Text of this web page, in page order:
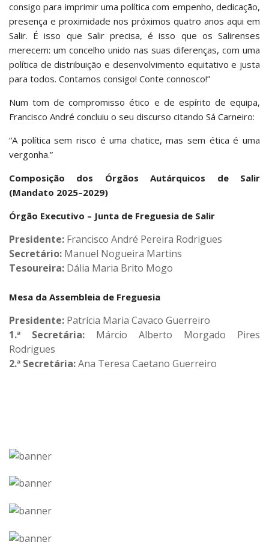
consigo para imprimir uma política com empenho, dedicação,
presença e proximidade nos próximos quatro anos aqui em
Salir. É isso que Salir precisa, é isso que os Salirenses
merecem: um concelho unido nas suas diferenças, com uma
política de distribuição e desenvolvimento equitativo e justa
para todos. Contamos consigo! Conte connosco!”
Num tom de compromisso ético e de espírito de equipa,
Francisco André concluiu o seu discurso citando Sá Carneiro:
“A política sem risco é uma chatice, mas sem ética é uma
vergonha.”
Composição dos Órgãos Autárquicos de Salir
(Mandato 2025–2029)
Órgão Executivo – Junta de Freguesia de Salir
Presidente: Francisco André Pereira Rodrigues
Secretário: Manuel Nogueira Martins
Tesoureira: Dália Maria Brito Mogo
Mesa da Assembleia de Freguesia
Presidente: Patrícia Maria Cavaco Guerreiro
1.ª Secretária: Márcio Alberto Morgado Pires
Rodrigues
2.ª Secretária:Ana Teresa Caetano Guerreiro